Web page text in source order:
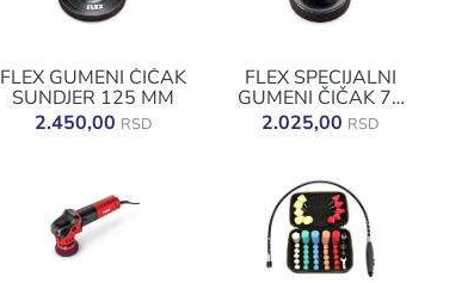
FLEX GUMENI ČIČAK
SUNDJER 125 MM
2.450,00 RSD
FLEX SPECIJALNI
GUMENI ČIČAK 75
MM
2.025,00 RSD